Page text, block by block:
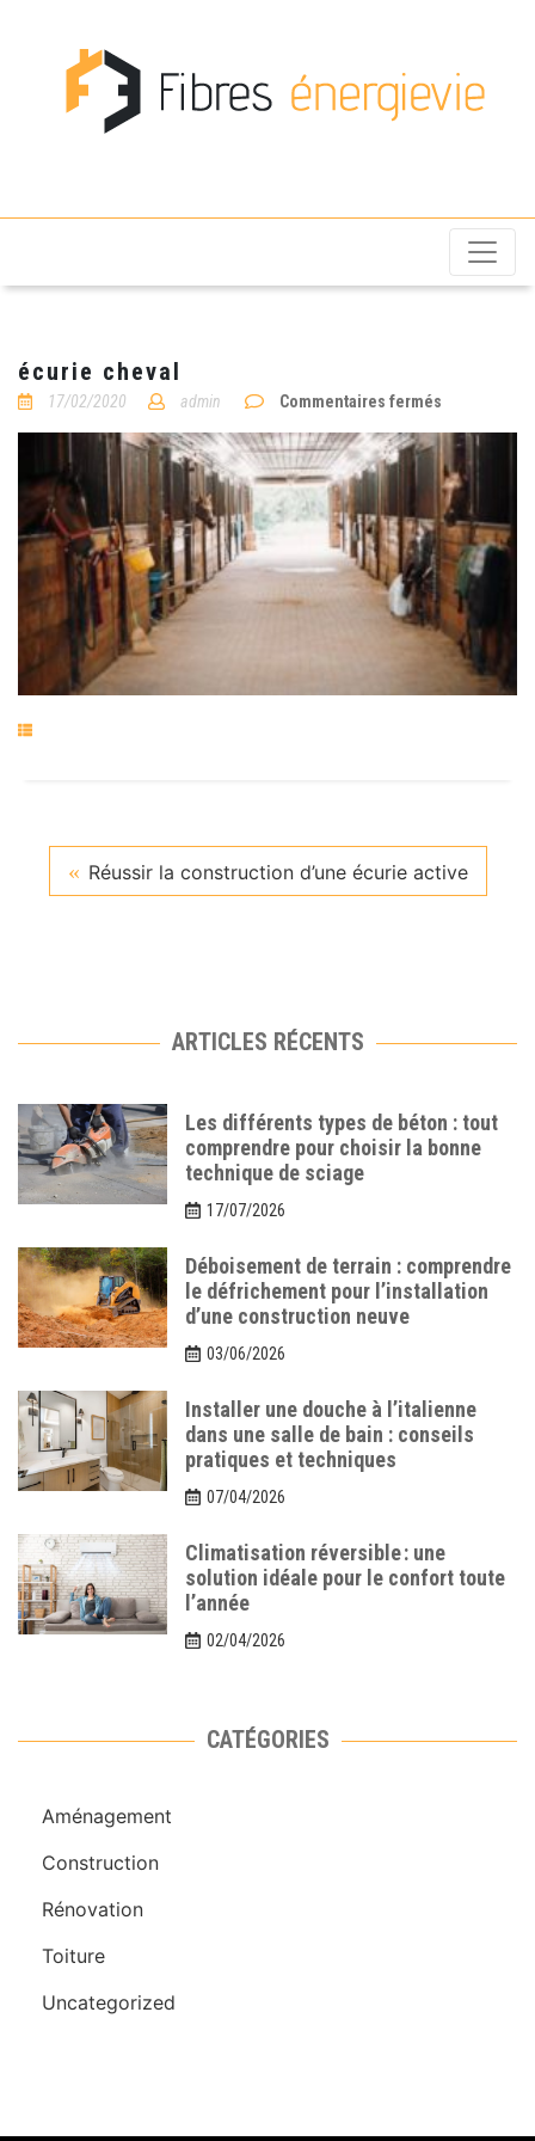
écurie cheval
17/02/2020 admin Commentaires fermés
cheval
Réussir la construction d’une écurie active
ARTICLES RÉCENTS
Les différents types de béton : tout
comprendre pour choisir la bonne
technique de sciage
17/07/2026
Déboisement de terrain : comprendre
le défrichement pour l’installation
d’une construction neuve
03/06/2026
Installer une douche à l’italienne
dans une salle de bain : conseils
pratiques et techniques
07/04/2026
Climatisation réversible : une
solution idéale pour le confort toute
l’année
02/04/2026
CATÉGORIES
Aménagement
Construction
Rénovation
Toiture
Uncategorized